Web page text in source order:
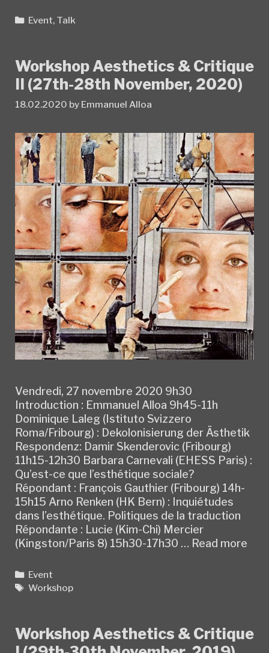
Categories
Event, Talk
Workshop Aesthetics & Critique
II (27th-28th November, 2020)
18.02.2020 by Emmanuel Alloa
Vendredi, 27 novembre 2020 9h30
Introduction : Emmanuel Alloa 9h45-11h
Dominique Laleg (Istituto Svizzero
Roma/Fribourg) : Dekolonisierung der Ästhetik
Respondenz: Damir Skenderovic (Fribourg)
11h15-12h30 Barbara Carnevali (EHESS Paris) :
Qu’est-ce que l’esthétique sociale?
Répondant : François Gauthier (Fribourg) 14h-
15h15 Arno Renken (HK Bern) : Inquiétudes
dans l’esthétique. Politiques de la traduction
Répondante : Lucie (Kim-Chi) Mercier
(Kingston/Paris 8) 15h30-17h30 … Read more
Categories
Event
Tags
Workshop
Workshop Aesthetics & Critique